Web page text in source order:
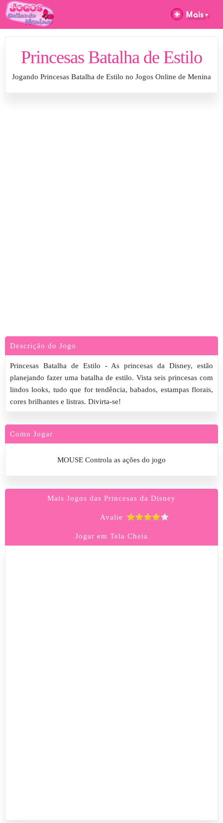
Princesas Batalha de Estilo
Jogando Princesas Batalha de Estilo no Jogos Online de Menina
Descrição do Jogo
Princesas Batalha de Estilo - As princesas da Disney, estão
planejando fazer uma batalha de estilo. Vista seis princesas com
lindos looks, tudo que for tendência, babados, estampas florais,
cores brilhantes e listras. Divirta-se!
Como Jogar
MOUSE Controla as ações do jogo
Mais Jogos das Princesas da Disney
Avalie
Jogar em Tela Cheia